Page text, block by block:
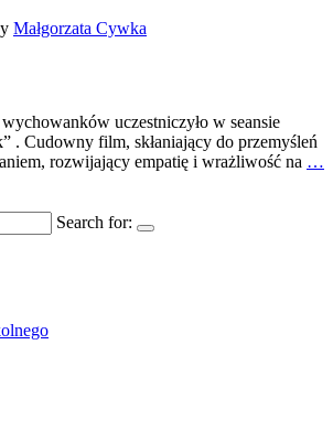
Małgorzata Cywka
uczestniczyło w seansie
. Cudowny film, skłaniający do przemyśleń
rozwijający empatię i wrażliwość na …
Search for: